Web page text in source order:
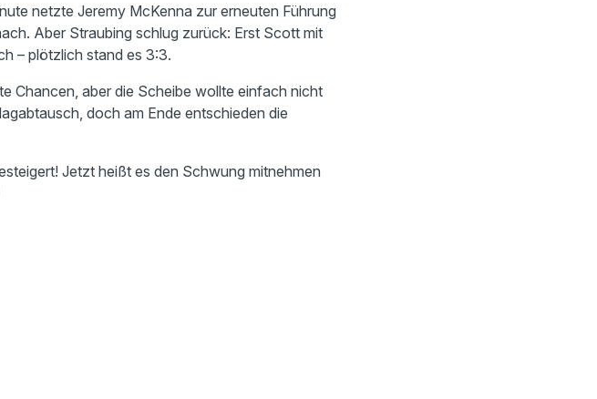
netzte Jeremy McKenna zur erneuten Führung
Aber Straubing schlug zurück: Erst Scott mit
– plötzlich stand es 3:3.
Chancen, aber die Scheibe wollte einfach nicht
doch am Ende entschieden die
Jetzt heißt es den Schwung mitnehmen